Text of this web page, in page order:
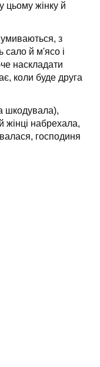
цьому жінку й
умиваються, з
сало й м'ясо і
наскладати
коли буде друга
шкодувала),
жінці набрехала,
господиня